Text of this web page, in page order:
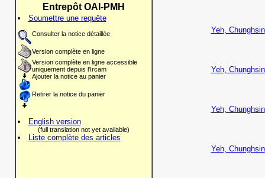
Entrepôt OAI-PMH
Soumettre une requête
Consulter la notice détaillée
Version complète en ligne
Version complète en ligne accessible
uniquement depuis l'Ircam
Ajouter la notice au panier
Retirer la notice du panier
English version
(full translation not yet available)
Liste complète des articles
Yeh, Chunghsin
Yeh, Chunghsin
Yeh, Chunghsin
Yeh, Chunghsin